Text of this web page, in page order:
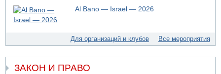
Al Bano — Israel — 2026
Для организаций и клубов Все мероприятия
ЗАКОН И ПРАВО